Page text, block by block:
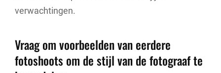
verwachtingen.
Vraag om voorbeelden van eerdere
fotoshoots om de stijl van de fotograaf te